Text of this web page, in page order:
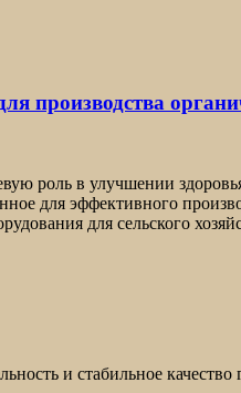
производства
роль в улучшении
для эффективного
для сельского
и стабильное